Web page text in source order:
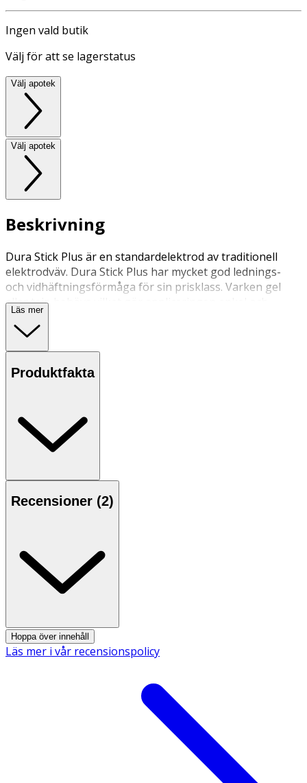
Ingen vald butik
Välj för att se lagerstatus
Välj apotek
Välj apotek
Beskrivning
Dura Stick Plus är en standardelektrod av traditionell
elektrodväv. Dura Stick Plus har mycket god lednings-
och vidhäftningsförmåga för sin prisklass. Varken gel
eller tejp behövs vilket gör appliceringen enkel och
behaglig. Dura Stick Plus håller ca 20 – 40 behandlingar.
Läs mer
Produktfakta
Recensioner (2)
Hoppa över innehåll
Läs mer i vår recensionspolicy